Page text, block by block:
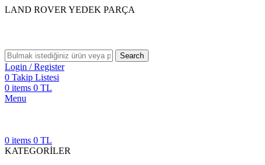
LAND ROVER YEDEK PARÇA
Search
Login / Register
0 Takip Listesi
0 items 0 TL
Menu
0 items 0 TL
KATEGORİLER